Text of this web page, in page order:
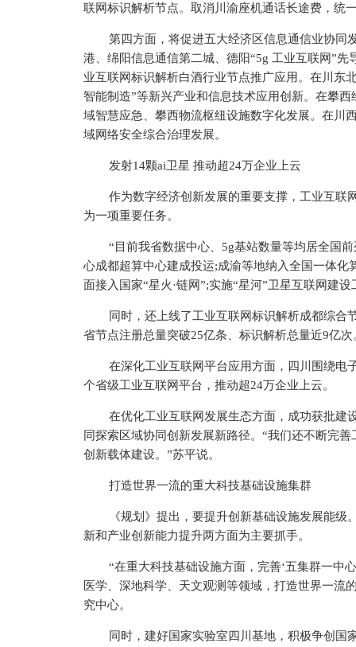
联网标识解析节点。取消川渝座机通话长途费，统
第四方面，将促进五大经济区信息通信业协同
港、绵阳信息通信第二城、德阳“5g 工业互联网”
业互联网标识解析白酒行业节点推广应用。在川东
智能制造”等新兴产业和信息技术应用创新。在攀
域智慧应急、攀西物流枢纽设施数字化发展。在川
域网络安全综合治理发展。
发射14颗ai卫星 推动超24万企业上云
作为数字经济创新发展的重要支撑，工业互联
为一项重要任务。
“目前我省数据中心、5g基站数量等均居全国
心成都超算中心建成投运;成渝等地纳入全国一体化
面接入 国家“星火·链网”;实施“星河”卫星互联网建
同时，还上线了工业互联网标识解析成都综合
省节点注册总量突破25亿条、标识解析总量近9亿次
在深化工业互联网平台应用方面，四川围绕电
个省级工业互联网平台，推动超24万企业上云。
在优化工业互联网发展生态方面，成功获批建
同探索区域协同创新发展新路径。“我们还不断完
创新载体建设。”苏平说。
打造世界一流的重大科技基础设施集群
《规划》提出，要提升创新基础设施发展能
新和产业创新能力提升两方面为主要抓手。
“在重大科技基础设施方面，完善‘五集群一中
医学、深地科学、天文观测等领域，打造世界一流
究中心。
同时，建好国家实验室四川基地，积极争创 国